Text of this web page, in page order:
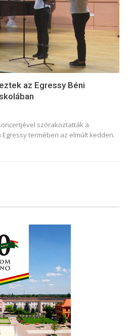
az Egressy Béni
szórakoztatták a
termében az elmúlt kedden.